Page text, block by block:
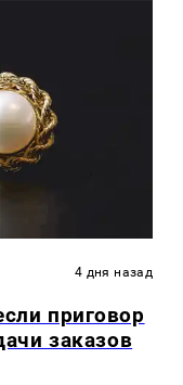
4 дня назад
приговор
заказов